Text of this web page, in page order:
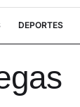
DEPORTES